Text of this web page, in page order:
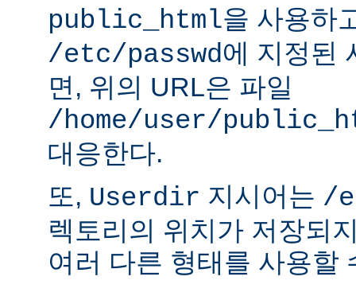
public_html을 사용하
/etc/passwd에 지정된
면, 위의 URL은 파일
/home/user/
대응한다.
또, Userdir 지시어는 /
렉토리의 위치가 저장되
여러 다른 형태를 사용할